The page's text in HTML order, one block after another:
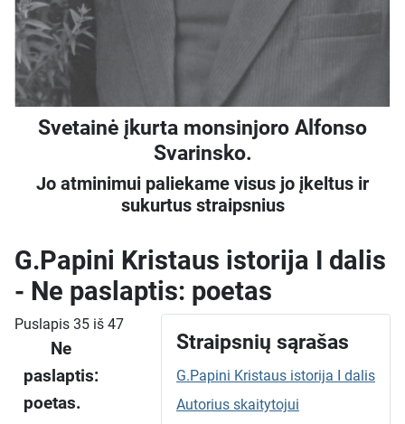
Svetainė įkurta monsinjoro Alfonso
Svarinsko.
Jo atminimui paliekame visus jo įkeltus ir
sukurtus straipsnius
G.Papini Kristaus istorija I dalis
- Ne paslaptis: poetas
Straipsnių sąrašas
G.Papini Kristaus istorija I dalis
Autorius skaitytojui
Puslapis 35 iš 47
Ne
paslaptis:
poetas.